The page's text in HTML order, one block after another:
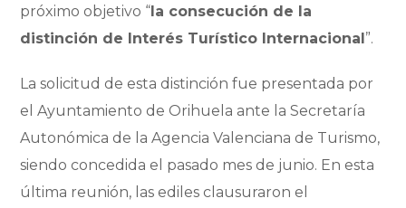
próximo objetivo “ la consecución de la
distinción de Interés Turístico Internacional ”.
La solicitud de esta distinción fue presentada por
el Ayuntamiento de Orihuela ante la Secretaría
Autonómica de la Agencia Valenciana de Turismo,
siendo concedida el pasado mes de junio. En esta
última reunión, las ediles clausuraron el